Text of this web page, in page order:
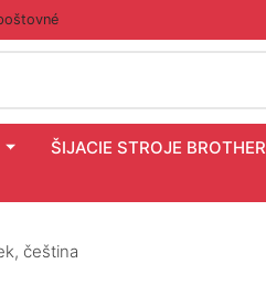
ŠIJACIE STROJE BROTHER
čeština